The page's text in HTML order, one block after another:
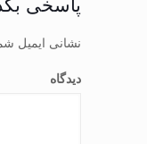
پاسخی
نشانی ایمیل
دیدگاه